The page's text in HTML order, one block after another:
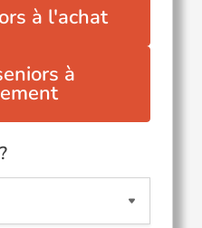
à l'achat
à